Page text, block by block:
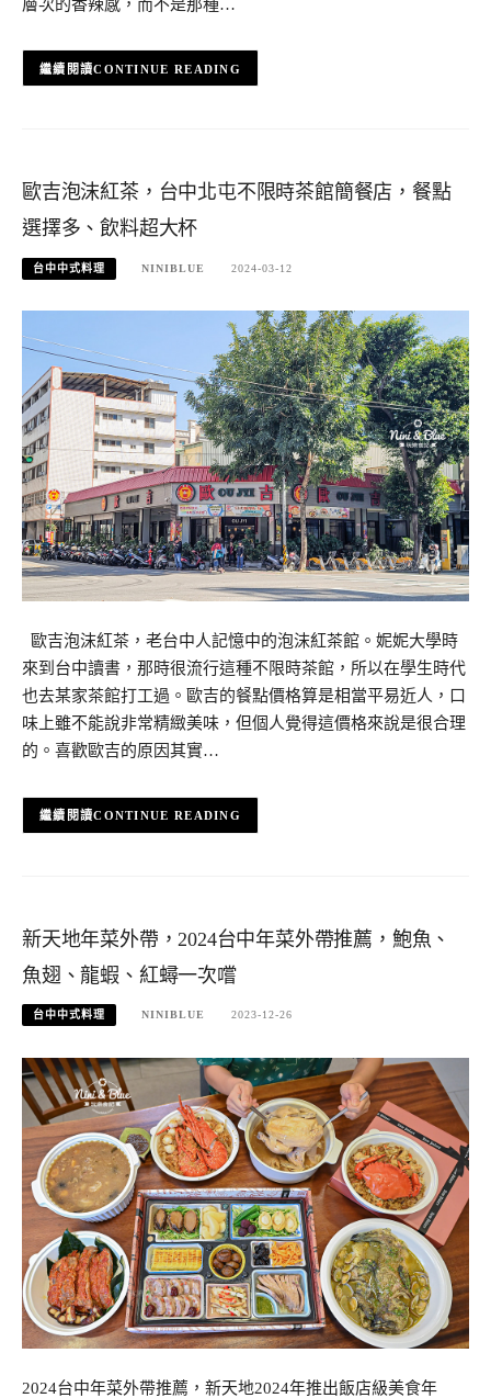
層次的香辣感，而不是那種…
CONTINUE READING
歐吉泡沫紅茶，台中北屯不限時茶館簡餐店，餐點
選擇多、飲料超大杯
台中中式料理 NINIBLUE 2024-03-12
歐吉泡沫紅茶，老台中人記憶中的泡沫紅茶館。妮妮大學時
來到台中讀書，那時很流行這種不限時茶館，所以在學生時代
也去某家茶館打工過。歐吉的餐點價格算是相當平易近人，口
味上雖不能說非常精緻美味，但個人覺得這價格來說是很合理
的。喜歡歐吉的原因其實…
CONTINUE READING
新天地年菜外帶，2024台中年菜外帶推薦，鮑魚、
魚翅、龍蝦、紅蟳一次嚐
台中中式料理 NINIBLUE 2023-12-26
2024台中年菜外帶推薦，新天地2024年推出飯店級美食年